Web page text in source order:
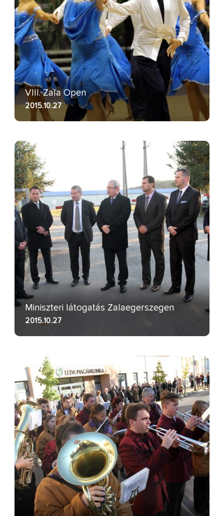
VIII. Zala Open
2015.10.27
Miniszteri látogatás Zalaegerszegen
2015.10.27